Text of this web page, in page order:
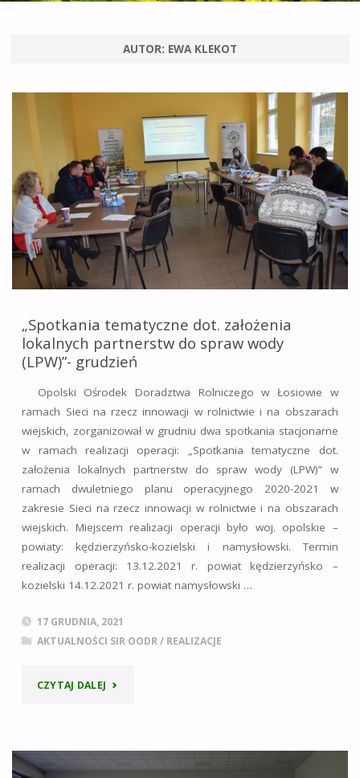
na terenie
AUTOR: EWA KLEKOT
„Spotkania tematyczne dot. założenia
lokalnych partnerstw do spraw wody
(LPW)”- grudzień
Opolski Ośrodek Doradztwa Rolniczego w Łosiowie w
ramach Sieci na rzecz innowacji w rolnictwie i na obszarach
wiejskich, zorganizował w grudniu dwa spotkania stacjonarne
w ramach realizacji operacji: „Spotkania tematyczne dot.
założenia lokalnych partnerstw do spraw wody (LPW)” w
ramach dwuletniego planu operacyjnego 2020-2021 w
zakresie Sieci na rzecz innowacji w rolnictwie i na obszarach
wiejskich. Miejscem realizacji operacji było woj. opolskie –
powiaty: kędzierzyńsko-kozielski i namysłowski. Termin
realizacji operacji: 13.12.2021 r. powiat kędzierzyńsko –
kozielski 14.12.2021 r. powiat namysłowski …
17 GRUDNIA, 2021
AKTUALNOŚCI SIR OODR/ REALIZACJE
CZYTAJ DALEJ "„SPOTKANIA
DOT.